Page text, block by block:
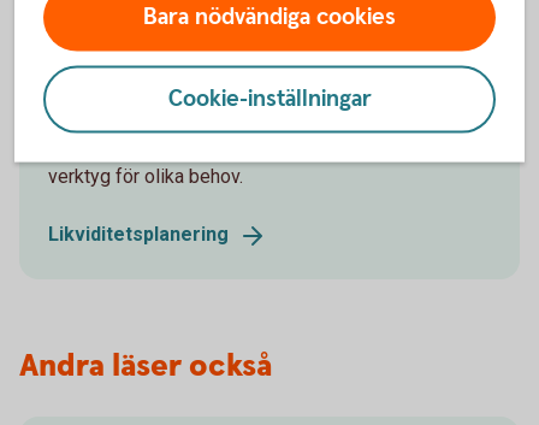
Få kontroll över företagets
likvida medel
Effektiv likviditetsplanering kan på ett avgörande
verktyg för olika behov.
Likviditetsplanering
Andra läser också
Bara nödvändiga cookies
Cookie-inställningar